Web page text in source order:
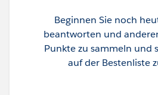
Beginnen Sie noch
beantworten und
Punkte zu sammeln und
auf der Bestenliste